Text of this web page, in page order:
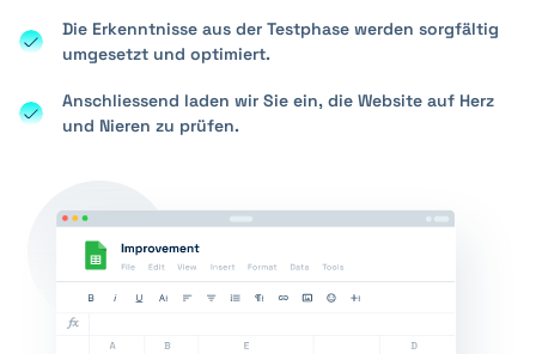
Die Erkenntnisse aus der Testphase werden sorgfältig
umgesetzt und optimiert.
Anschliessend laden wir Sie ein, die Website auf Herz
und Nieren zu prüfen.